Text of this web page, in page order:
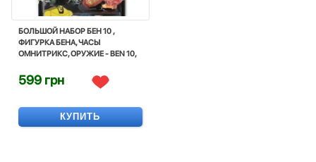
БОЛЬШОЙ НАБОР БЕН 10 ,
ФИГУРКА БЕНА, ЧАСЫ
ОМНИТРИКС, ОРУЖИЕ - BEN 10,
599 грн
КУПИТЬ